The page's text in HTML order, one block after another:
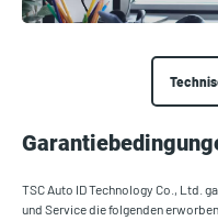
TSC Auto ID Technology Co., Ltd.
und Service die folgenden